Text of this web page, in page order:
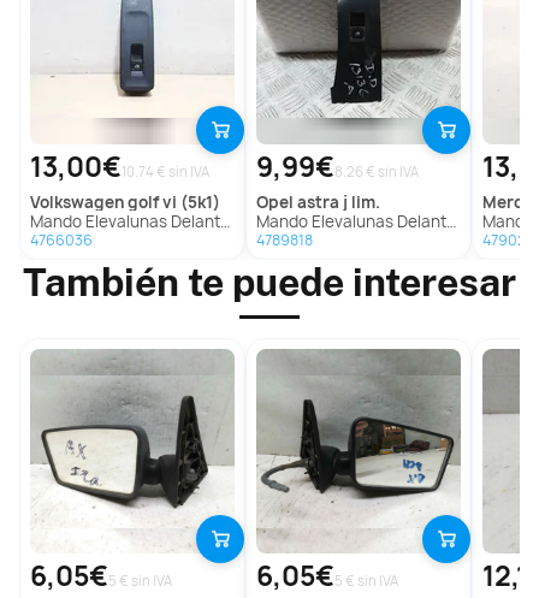
13,00€10.74 € sin IVA
volkswagengolf vi (5k1)
Mando Elevalunas Delantero Derecho Para Volkswagen Golf Vi
4766036
9,99€8.26 € sin IVA
opel astra j lim.
Mando Elevalunas Delantero Derecho Para Opel Astra J Lim.
4789818
Mando
4790281
También te puede interesar
6,05€5 € sin IVA 6,05€5 € sin IVA